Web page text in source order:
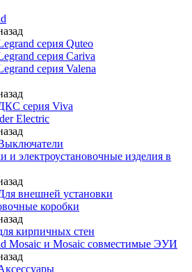
серия Quteo
серия Cariva
серия Valena
серия Viva
Electric
и электроустановочные изделия в
внешней установки
коробки
кирпичных стен
Mosaic и Mosaic совместимые ЭУИ